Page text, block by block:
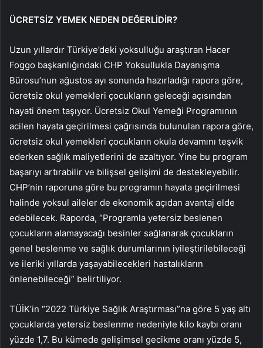
ÜCRETSİZ YEMEK NEDEN DEĞERLİDİR?
Uzun yıllardır Türkiye’deki yoksulluğu araştıran Hacer
Foggo başkanlığındaki CHP Yoksullukla Dayanışma
Bürosu’nun ağustos ayı sonunda hazırladığı rapora göre,
ücretsiz okul yemekleri çocukların geleceği açısından
hayati önem taşıyor. Ücretsiz Okul Yemeği Programının
acilen hayata geçirilmesi çağrısında bulunulan rapora göre,
ücretsiz okul yemekleri çocukların okula devamını teşvik
ederken sağlık maliyetlerini de azaltıyor. Yine bu program
başarıyı artırabilir ve bilişsel gelişimi de destekleyebilir.
CHP’nin raporuna göre bu programın hayata geçirilmesi
halinde yoksul aileler de ekonomik açıdan avantaj elde
edebilecek. Raporda, “Programla yetersiz beslenen
çocukların alamayacağı besinler sağlanarak çocukların
genel beslenme ve sağlık durumlarının iyileştirilebileceği
ve ileriki yıllarda yaşayabilecekleri hastalıkların
önlenebileceği” belirtiliyor.
TÜİK’in “2022 Türkiye Sağlık Araştırması”na göre 5 yaş altı
çocuklarda yetersiz beslenme nedeniyle kilo kaybı oranı
yüzde 1,7. Bu kümede gelişimsel gecikme oranı yüzde 5,